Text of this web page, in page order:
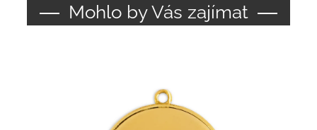
Mohlo by Vás zajímat